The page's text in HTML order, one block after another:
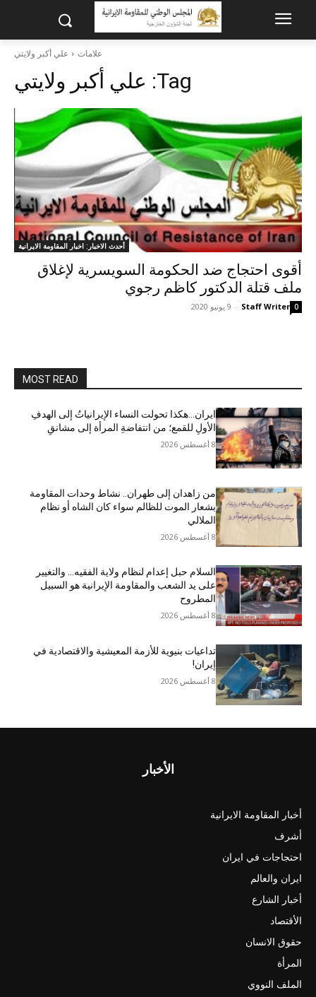
علامات علي أكبر ولايتي
Tag: علي أكبر ولايتي
أحدث الاخبار: اخبار المقاومة الايرانية
أقوى احتجاج ضد الحكومة السويسرية لإغلاق
ملف قتلة الدكتور كاظم رجوي
Staff Writer
- 9 يونيو 2020 0
MOST READ
ایران…هکذا تحولت النساء الإيرانياتُ إلى الهدفِ
الأولِ للقمع؛ من انتفاضةِ المرأة إلى مشانقِ
8 أغسطس 2026
من زاهدان إلى طهران.. نشاط وحدات المقاومة
بشعار الموت للظالم سواء كان الشاه أو نظام
الملالي
8 أغسطس 2026
السلام حبل إعدام لنظام ولاية الفقيه… والتغيير
على يد الشعب والمقاومة الإيرانية هو السبيل
المطروح
8 أغسطس 2026
تداعيات بنيوية للأزمة المعيشية والاقتصادية في
إيران!
8 أغسطس 2026
الأخبار
أخبار المقاومة الايرانية
أشرف
احتجاجات في ايران
ايران والعالم
أخبار الشارع
الأقتصاد
حقوق الانسان
المرأة
الملف النووي